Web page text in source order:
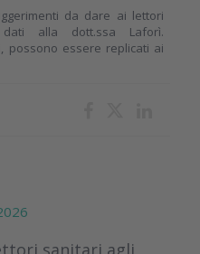
da dare ai lettori
alla dott.ssa Laforì.
possono essere replicati ai
sanitari agli